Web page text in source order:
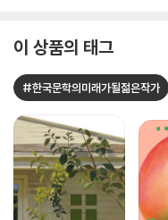
이 상품의 태그
#한국문학의미래가될젊은작가